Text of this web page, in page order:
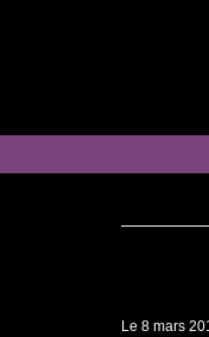
Le 8 mars